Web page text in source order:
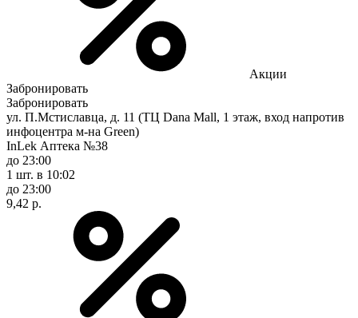
Акции
Забронировать
Забронировать
ул. П.Мстиславца, д. 11 (ТЦ Dana Mall, 1 этаж, вход напротив
инфоцентра м-на Green)
InLek Аптека №38
до 23:00
1 шт. в 10:02
до 23:00
9,42 р.